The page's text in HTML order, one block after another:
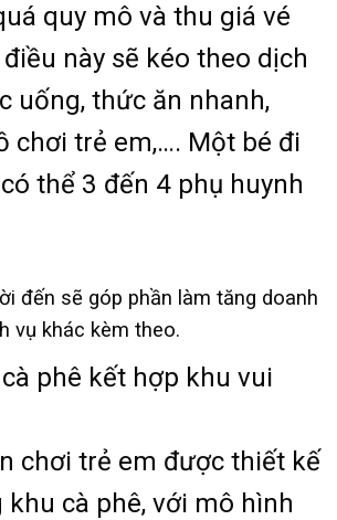
quy mô và thu giá vé
này sẽ kéo theo dịch
uống, thức ăn nhanh,
chơi trẻ em,…. Một bé đi
thể 3 đến 4 phụ huynh
đến sẽ góp phần làm tăng doanh
vụ khác kèm theo.
phê kết hợp khu vui
chơi trẻ em được thiết kế
khu cà phê, với mô hình